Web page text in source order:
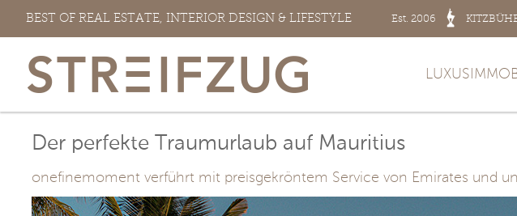
Zum
springen
BEST OF REAL ESTATE, INTERIOR DESIGN & LIFESTYLE Est. 2006
Der perfekte Traumurlaub auf Mauritius
onefinemoment verführt mit preisgekröntem Service von Emirates und
View